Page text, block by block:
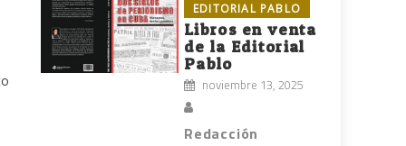
EDITORIAL PABLO
Libros en venta
de la Editorial
Pablo
noviembre 13, 2025
Redacción